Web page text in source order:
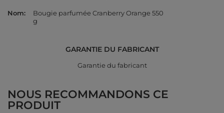
Nom
Bougie parfumée Cranberry Orange 550
g
GARANTIE DU FABRICANT
Garantie du fabricant
NOUS RECOMMANDONS CE
PRODUIT